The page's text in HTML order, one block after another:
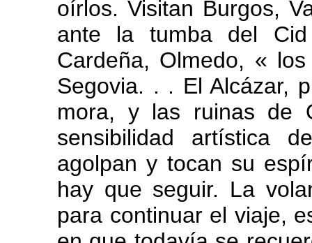
oírlos. Visitan Burgos,
ante la tumba del
Cardeña, Olmedo, «
Segovia. . . El Alcázar,
mora, y las ruinas de
sensibilidad artística
agolpan y tocan su
hay que seguir. La
para continuar el viaje,